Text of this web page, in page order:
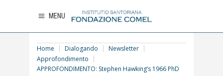
MENU
Home Dialogando
Newsletter
Approfondimento
APPROFONDIMENTO: Stephen Hawking’s 1966 PhD